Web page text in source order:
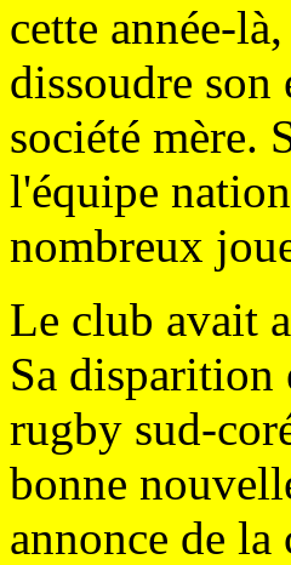
cette année-
dissoudre son
société mère.
l'équipe
nombreux
Le club avait
Sa disparition
rugby sud-
bonne
annonce de